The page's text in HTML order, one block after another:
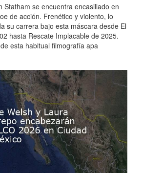
Statham se encuentra encasillado en
de acción. Frenético y violento, lo
su carrera bajo esta máscara desde El
hasta Rescate Implacable de 2025.
esta habitual filmografía apa